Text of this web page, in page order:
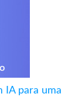
IA para uma